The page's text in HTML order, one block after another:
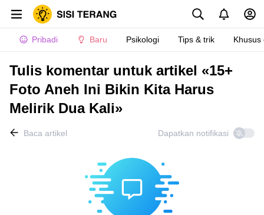
Pribadi Baru Psikologi Tips & trik Khusus
Tulis komentar untuk artikel «15+
Foto Aneh Ini Bikin Kita Harus
Melirik Dua Kali»
Baca artikel Dapatkan notifikasi